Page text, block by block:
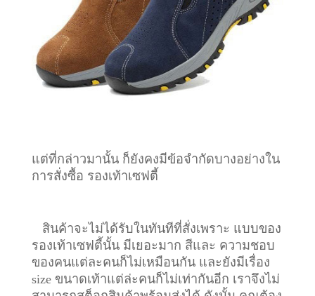
แต่ที่กล่าวมานั้น ก็ยังคงมีข้อจำกัดบางอย่างใน
การสั่งซื้อ รองเท้าเซฟตี้
สินค้าจะไม่ได้รับในทันทีที่สั่งเพราะ แบบของ
รองเท้าเซฟตี้นั้น มีเยอะมาก สีและ ความชอบ
ของคนแต่ละคนก็ไม่เหมือนกัน และยังมีเรื่อง
size ขนาดเท้าแต่ล่ะคนก็ไม่เท่ากันอีก เราจึงไม่